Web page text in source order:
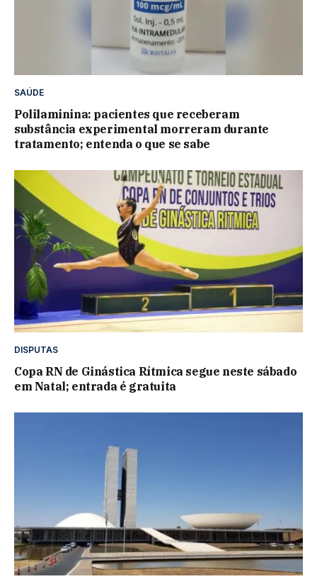
SAÚDE
Polilaminina: pacientes que receberam
substância experimental morreram durante
tratamento; entenda o que se sabe
DISPUTAS
Copa RN de Ginástica Rítmica segue neste sábado
em Natal; entrada é gratuita